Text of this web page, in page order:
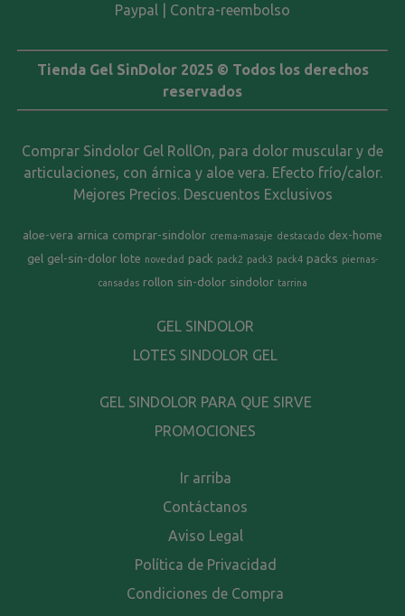
Paypal | Contra-reembolso
Tienda Gel SinDolor 2025 © Todos los derechos
reservados
Comprar Sindolor Gel RollOn, para dolor muscular y de
articulaciones, con árnica y aloe vera. Efecto frío/calor.
Mejores Precios. Descuentos Exclusivos
aloe-vera arnica comprar-sindolor crema-masaje destacado dex-home
gel gel-sin-dolor lote novedad pack pack2 pack3 pack4 packs piernas-
cansadas rollon sin-dolor sindolor tarrina
GEL SINDOLOR
LOTES SINDOLOR GEL
GEL SINDOLOR PARA QUE SIRVE
PROMOCIONES
Ir arriba
Contáctanos
Aviso Legal
Política de Privacidad
Condiciones de Compra